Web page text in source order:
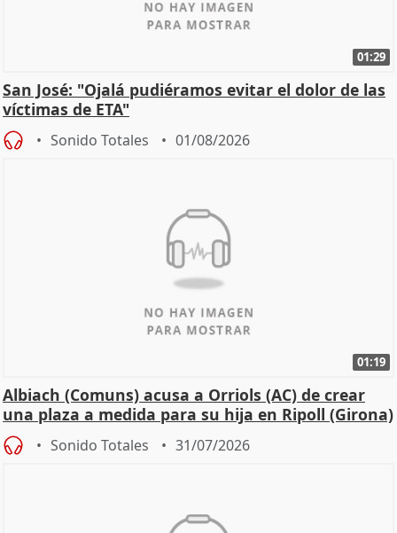
01:29
San José: "Ojalá pudiéramos evitar el dolor de las
víctimas de ETA"
Sonido Totales 01/08/2026
01:19
Albiach (Comuns) acusa a Orriols (AC) de crear
una plaza a medida para su hija en Ripoll (Girona)
Sonido Totales 31/07/2026